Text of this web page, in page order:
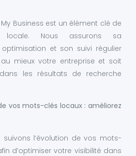
Business est un élément clé de
locale. Nous assurons sa
et son suivi régulier
au mieux votre entreprise et soit
les résultats de recherche
vos mots-clés locaux : améliorez
suivons l’évolution de vos mots-
d’optimiser votre visibilité dans